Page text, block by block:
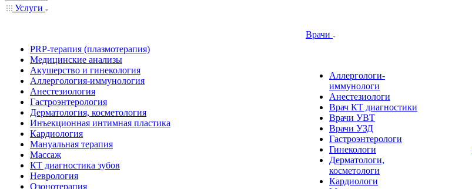
Услуги
PRP-терапия (плазмотерапия)
Медицинские анализы
Акушерство и гинекология
Аллергология-иммунология
Анестезиология
Гастроэнтерология
Дерматология, косметология
Инъекционная интимная пластика
Кардиология
Мануальная терапия
Массаж
КТ диагностика зубов
Неврология
Озонотерапия
Врачи
Аллергологи-
иммунологи
Анестезиологи
Врач КТ диагностики
Врачи УВТ
Врачи УЗД
Гастроэнтерологи
Гинекологи
Дерматологи,
косметологи
Кардиологи